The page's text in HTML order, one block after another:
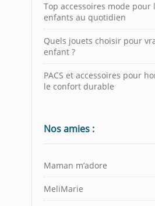
Top accessoires mode pour
enfants au quotidien
Quels jouets choisir pour
enfant ?
PACS et accessoires pour
le confort durable
Nos amies :
Maman m’adore
MeliMarie